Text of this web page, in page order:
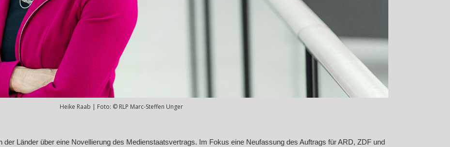
Heike Raab | Foto: © RLP Marc-Steffen Unger
Länder über eine Novellierung des Medienstaatsvertrags. Im Fokus eine Neufassung des Auftrags für ARD, ZDF und